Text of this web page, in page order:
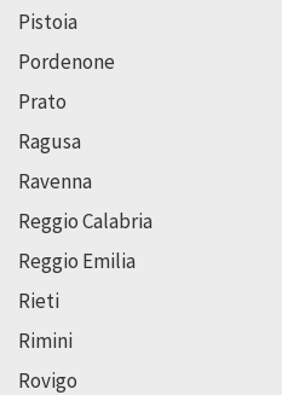
Pistoia
Pordenone
Prato
Ragusa
Ravenna
Reggio Calabria
Reggio Emilia
Rieti
Rimini
Rovigo